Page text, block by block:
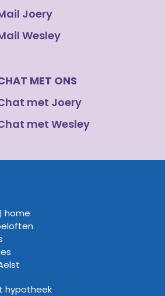
Joery
Wesley
MET ONS
met Joery
met Wesley
home
hypotheek